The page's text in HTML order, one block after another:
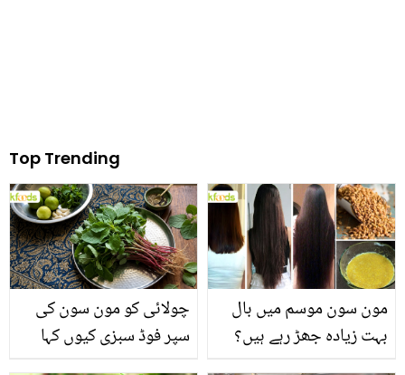
Top Trending
چولائی کو مون سون کی
سپر فوڈ سبزی کیوں کہا
مون سون موسم میں بال
بہت زیادہ جھڑ رہے ہیں؟